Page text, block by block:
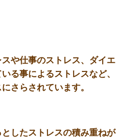
や仕事のストレス、ダイエ
る事によるストレスなど、
さらされています。
したストレスの積み重ねが